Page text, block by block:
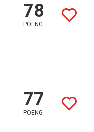
78
POENG
77
POENG